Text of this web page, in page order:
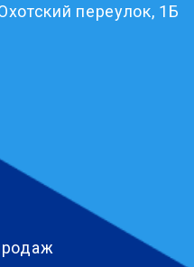
переулок, 1Б